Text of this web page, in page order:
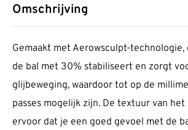
Omschrijving
Gemaakt met Aerowsculpt-technologie,
de bal met 30% stabiliseert en zorgt
glijbeweging, waardoor tot op de
passes mogelijk zijn. De textuur van
ervoor dat je een goed gevoel met de